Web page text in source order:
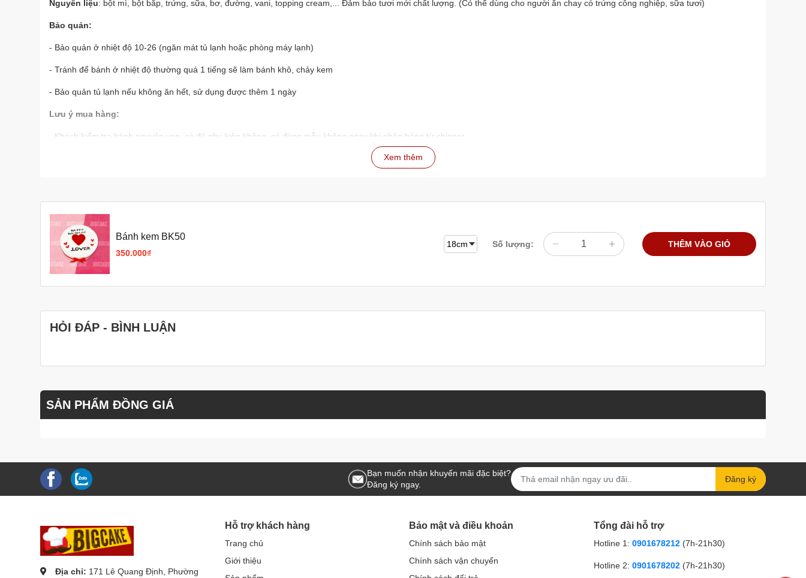
Nguyên liệu: bột mì, bột bắp, trứng, sữa, bơ, đường, vani, topping cream,... Đảm bảo tươi mới chất lượng. (Có thể dùng cho người ăn chay có trứng công nghiệp, sữa tươi)
Bảo quản:
- Bảo quản ở nhiệt độ 10-26 (ngăn mát tủ lạnh hoặc phòng máy lạnh)
- Tránh để bánh ở nhiệt độ thường quá 1 tiếng sẽ làm bánh khô, chảy kem
- Bảo quản tủ lạnh nếu không ăn hết, sử dụng được thêm 1 ngày
Lưu ý mua hàng:
- Khách kiểm tra bánh nguyên vẹn, có đủ phụ kiện không, có đúng mẫu không ngay khi nhận hàng từ shipper
- Shop sẽ hoàn tiền 100% nếu sự cố là do lỗi đến từ shop hoặc shipper, tất cả đều dựa theo xác nhận đơn hàng để đánh giá
- Khách có bất kỳ thắc mắc nào xin hãy liên hệ hotline, nhân viên sẽ hỗ trợ ngay lập tức
Xem thêm
Bánh kem BK50
350.000₫
Số lượng: THÊM VÀO GIỎ
HỎI ĐÁP - BÌNH LUẬN
SẢN PHẨM ĐỒNG GIÁ
Bạn muốn nhận khuyến mãi đặc biệt?
Đăng ký ngay.
Đăng ký
Địa chỉ: 171 Lê Quang Định, Phường
Hỗ trợ khách hàng
Trang chủ
Giới thiệu
Bảo mật và điều khoản
Chính sách bảo mật
Chính sách vận chuyển
Tổng đài hỗ trợ
Hotline 1: 0901678212 (7h-21h30)
Hotline 2: 0901678202 (7h-21h30)